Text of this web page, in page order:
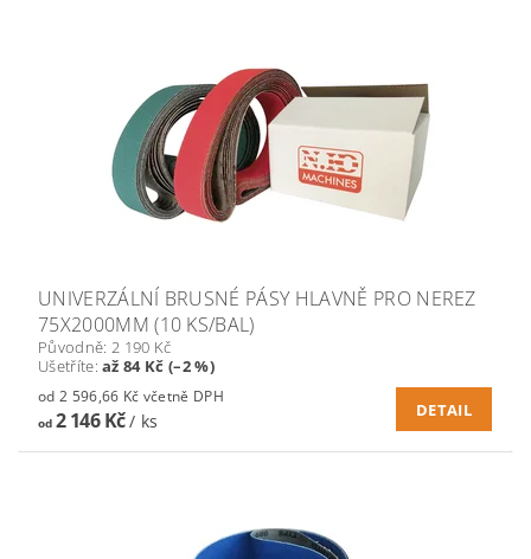
UNIVERZÁLNÍ BRUSNÉ PÁSY HLAVNĚ PRO NEREZ
75X2000MM (10 KS/BAL)
Původně: 2 190 Kč
Ušetříte:až 84 Kč (–2 %)
od 2 596,66 Kč včetně DPH
od2 146 Kč/ ks
DETAIL